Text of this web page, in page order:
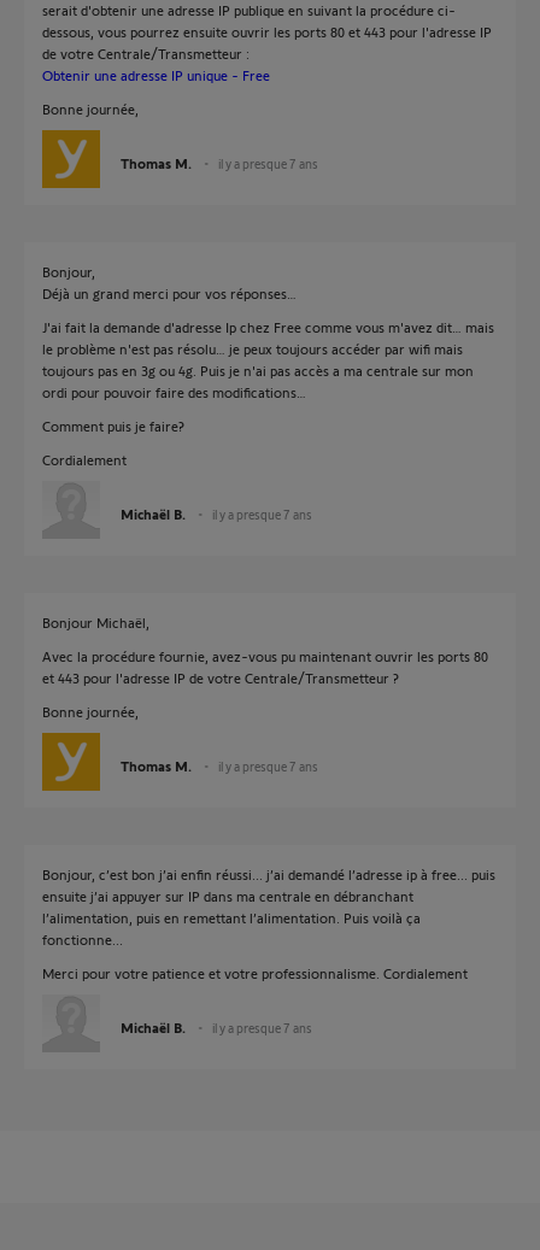
serait d'obtenir une adresse IP publique en suivant la procédure ci-
dessous, vous pourrez ensuite ouvrir les ports 80 et 443 pour l'adresse IP
de votre Centrale/Transmetteur :
Obtenir une adresse IP unique - Free
Bonne journée,
Thomas M. il y a presque 7 ans
Bonjour,
Déjà un grand merci pour vos réponses…
J'ai fait la demande d'adresse Ip chez Free comme vous m'avez dit… mais
le problème n'est pas résolu… je peux toujours accéder par wifi mais
toujours pas en 3g ou 4g. Puis je n'ai pas accès a ma centrale sur mon
ordi pour pouvoir faire des modifications…
Comment puis je faire?
Cordialement
Michaël B. il y a presque 7 ans
Bonjour Michaël,
Avec la procédure fournie, avez-vous pu maintenant ouvrir les ports 80
et 443 pour l'adresse IP de votre Centrale/Transmetteur ?
Bonne journée,
Thomas M. il y a presque 7 ans
Bonjour, c’est bon j’ai enfin réussi... j’ai demandé l’adresse ip à free... puis
ensuite j’ai appuyer sur IP dans ma centrale en débranchant
l’alimentation, puis en remettant l’alimentation. Puis voilà ça
fonctionne...
Merci pour votre patience et votre professionnalisme. Cordialement
Michaël B. il y a presque 7 ans